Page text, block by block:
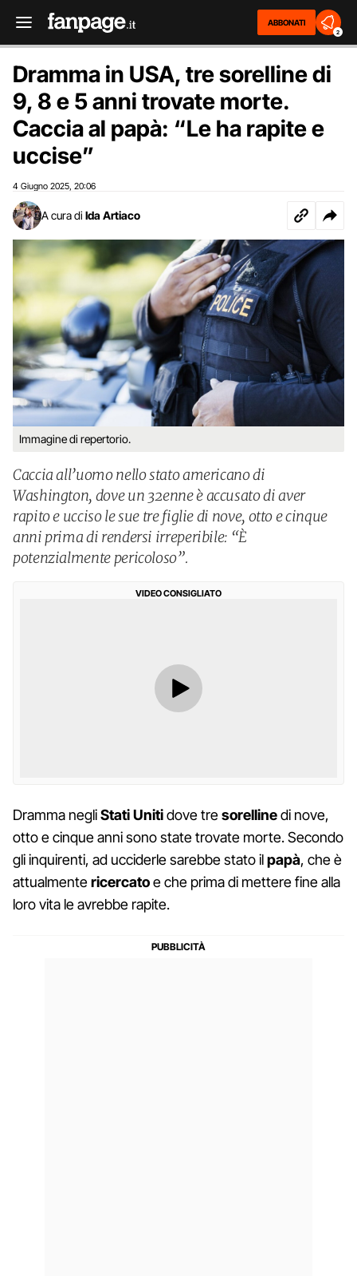
ABBONATI
2
Dramma in USA, tre sorelline di
9, 8 e 5 anni trovate morte.
Caccia al papà: “Le ha rapite e
uccise”
4 Giugno 2025 20:06
A cura di Ida Artiaco
Immagine di repertorio.
Caccia all’uomo nello stato americano di
Washington, dove un 32enne è accusato di aver
rapito e ucciso le sue tre figlie di nove, otto e cinque
anni prima di rendersi irreperibile: “È
potenzialmente pericoloso”.
VIDEO CONSIGLIATO
Dramma negliStatiUnitidove tresorellinedi nove,
otto e cinque anni sono state trovate morte. Secondo
gli inquirenti, ad ucciderle sarebbe stato ilpapà, che è
attualmentericercatoe che prima di mettere fine alla
loro vita le avrebbe rapite.